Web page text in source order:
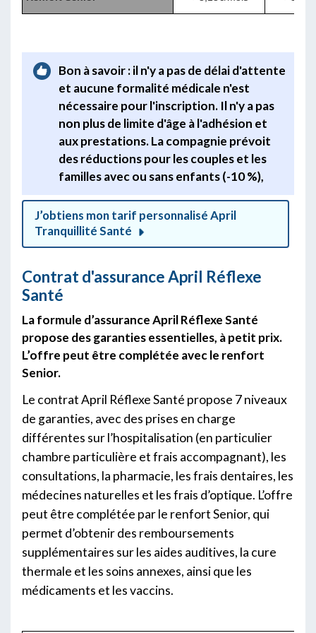
Bon à savoir : il n'y a pas de délai d'attente
et aucune formalité médicale n'est
nécessaire pour l'inscription. Il n'y a pas
non plus de limite d'âge à l'adhésion et
aux prestations. La compagnie prévoit
des réductions pour les couples et les
familles avec ou sans enfants (-10 %),
J’obtiens mon tarif personnalisé April
Tranquillité Santé
Contrat d'assurance April Réflexe
Santé
La formule d’assurance April Réflexe Santé
propose des garanties essentielles, à petit prix.
L’offre peut être complétée avec le renfort
Senior.
Le contrat April Réflexe Santé propose 7 niveaux
de garanties, avec des prises en charge
différentes sur l’hospitalisation (en particulier
chambre particulière et frais accompagnant), les
consultations, la pharmacie, les frais dentaires, les
médecines naturelles et les frais d’optique. L’offre
peut être complétée par le renfort Senior, qui
permet d’obtenir des remboursements
supplémentaires sur les aides auditives, la cure
thermale et les soins annexes, ainsi que les
médicaments et les vaccins.